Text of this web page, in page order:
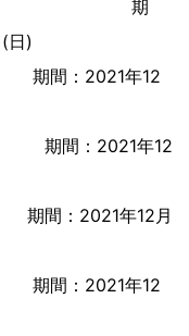
と店 期
日)
年12
年12
年12月
年12